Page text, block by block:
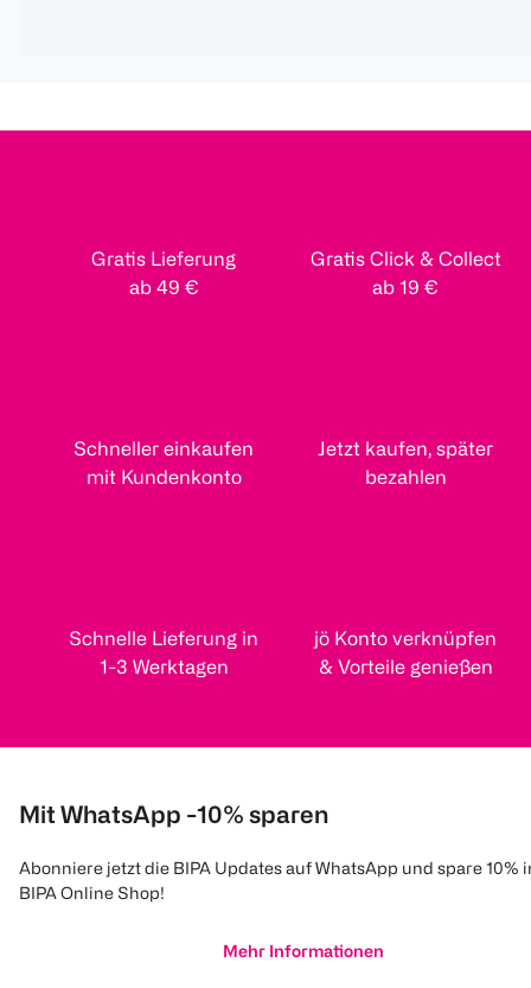
Gratis Lieferung
ab 49 €
Gratis Click & Collect
ab 19 €
Schneller einkaufen
mit Kundenkonto
Jetzt kaufen, später
bezahlen
Schnelle Lieferung in
1-3 Werktagen
jö Konto verknüpfen
& Vorteile genießen
Mit WhatsApp -10% sparen
Abonniere jetzt die BIPA Updates auf WhatsApp und spare 10%
BIPA Online Shop!
Mehr Informationen